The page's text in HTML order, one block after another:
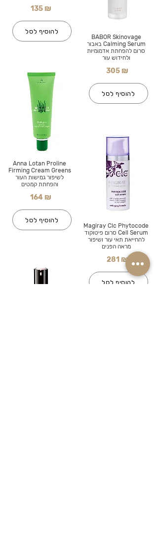
135 ₪
להוסיף לסל
Anna Lotan Proline
Firming Cream Greens
לשיפור גמישות העור
והפחתת קמטים
164 ₪
להוסיף לסל
BABOR Skinovage
Calming Serum באבור
סרום להפחתת אדמומיות
ולחידוש עור
305 ₪
להוסיף לסל
Magiray Clc Phytocode
Cell Serum סרום פיטוקוד
להחייאת תאי עור ושיפור
מראה הפנים
281 ₪
להוסיף לסל